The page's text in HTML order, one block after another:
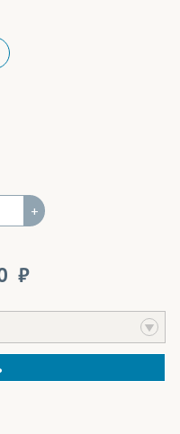
+